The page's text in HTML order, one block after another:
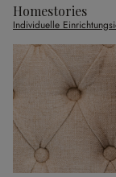
Homestories
Individuelle